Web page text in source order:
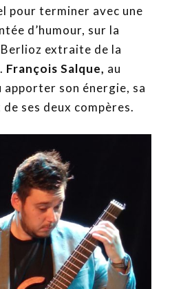
pour terminer avec une
d’humour, sur la
extraite de la
François Salque, au
son énergie, sa
ses deux compères.